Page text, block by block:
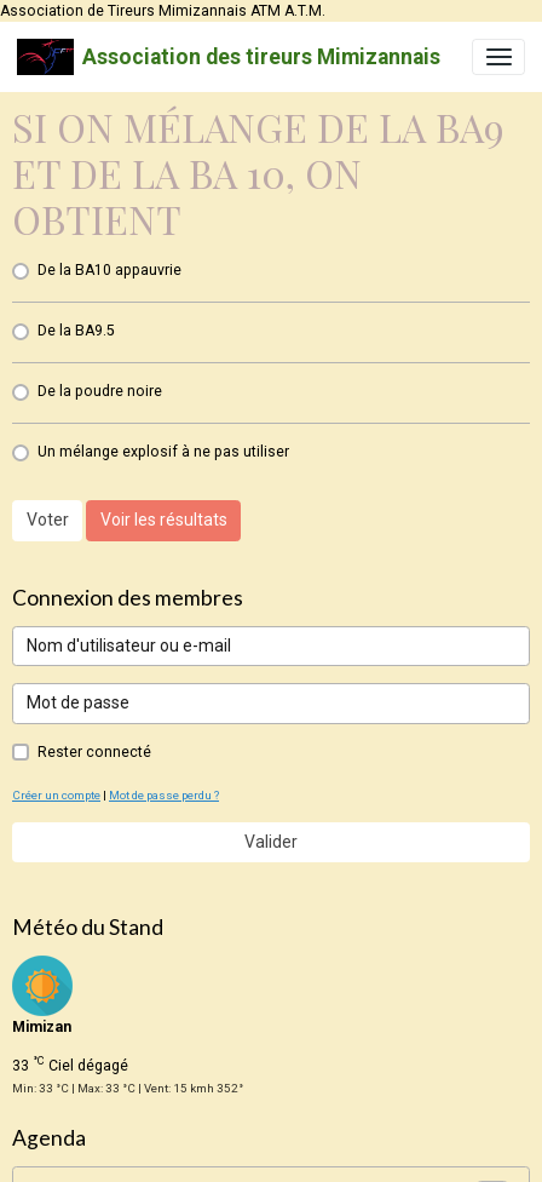
Association de Tireurs Mimizannais ATM A.T.M.
Association des tireurs Mimizannais
SI ON MÉLANGE DE LA BA9
ET DE LA BA 10, ON
OBTIENT
De la BA10 appauvrie
De la BA9.5
De la poudre noire
Un mélange explosif à ne pas utiliser
Voter Voir les résultats
Connexion des membres
Rester connecté
Créer un compte | Mot de passe perdu ?
Valider
Météo du Stand
Mimizan
33 °C Ciel dégagé
Min: 33 °C | Max: 33 °C | Vent: 15 kmh 352°
Agenda